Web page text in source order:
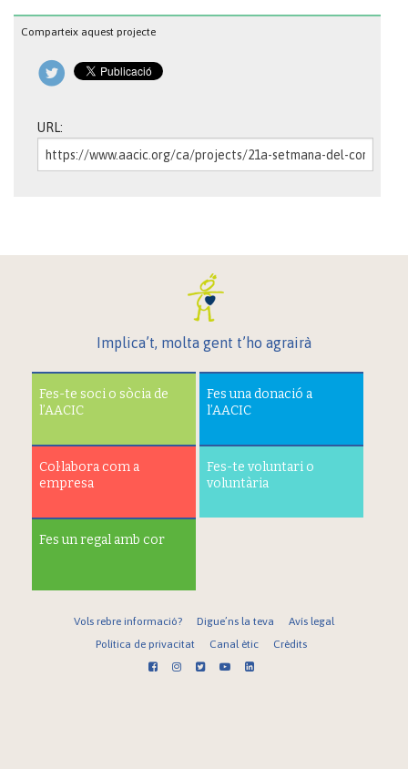
Comparteix aquest projecte
URL:
Implica’t, molta gent t’ho agrairà
Fes-te soci o sòcia de
l’AACIC
Fes una donació a
l’AACIC
Col·labora com a
empresa
Fes-te voluntari o
voluntària
Fes un regal amb cor
Vols rebre informació? Digue’ns la teva
Avís legal
Política de privacitat
Canal ètic Crèdits